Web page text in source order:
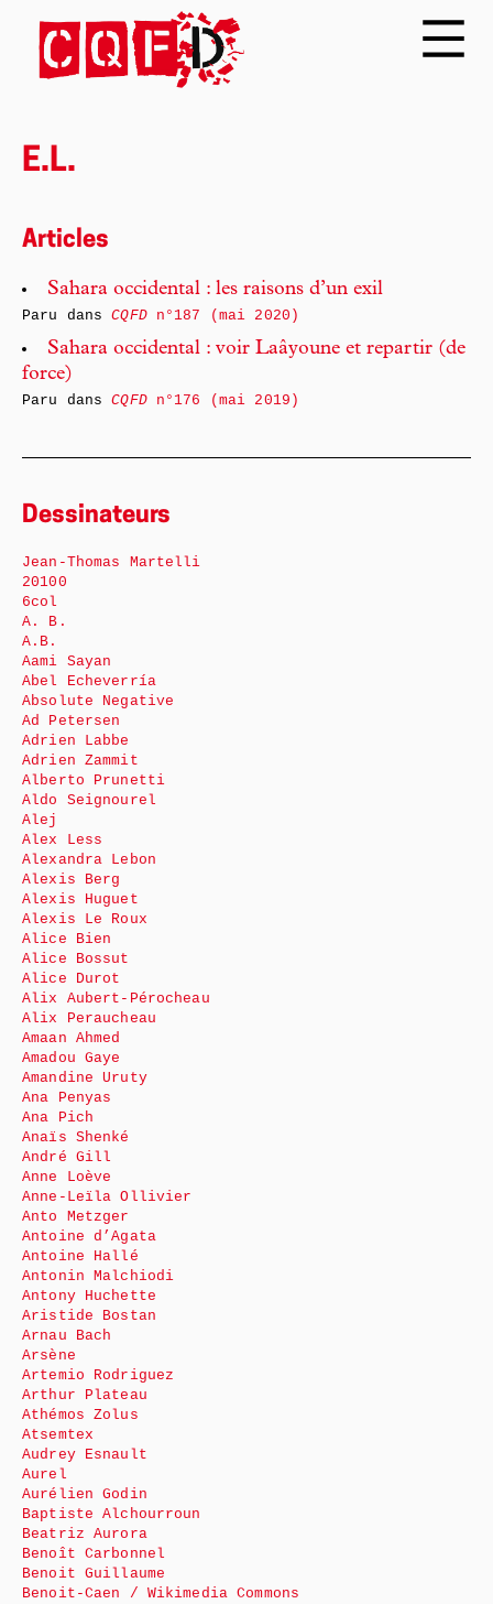
E.L.
Articles
Sahara occidental : les raisons d’un exil
Paru dansCQFDn°187 (mai 2020)
Sahara occidental : voir Laâyoune et repartir (de
force)
Paru dansCQFDn°176 (mai 2019)
Dessinateurs
Jean-Thomas Martelli
20100
6col
A. B.
A.B.
Aami Sayan
Abel Echeverría
Absolute Negative
Ad Petersen
Adrien Labbe
Adrien Zammit
Alberto Prunetti
Aldo Seignourel
Alej
Alex Less
Alexandra Lebon
Alexis Berg
Alexis Huguet
Alexis Le Roux
Alice Bien
Alice Bossut
Alice Durot
Alix Aubert-Pérocheau
Alix Peraucheau
Amaan Ahmed
Amadou Gaye
Amandine Uruty
Ana Penyas
Ana Pich
Anaïs Shenké
André Gill
Anne Loève
Anne-Leïla Ollivier
Anto Metzger
Antoine d’Agata
Antoine Hallé
Antonin Malchiodi
Antony Huchette
Aristide Bostan
Arnau Bach
Arsène
Artemio Rodriguez
Arthur Plateau
Athémos Zolus
Atsemtex
Audrey Esnault
Aurel
Aurélien Godin
Baptiste Alchourroun
Beatriz Aurora
Benoît Carbonnel
Benoit Guillaume
Benoit-Caen / Wikimedia Commons